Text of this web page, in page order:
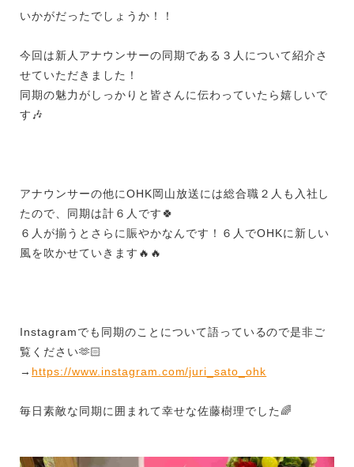
いかがだったでしょうか！！
今回は新人アナウンサーの同期である３人について紹介さ
せていただきました！
同期の魅力がしっかりと皆さんに伝わっていたら嬉しいで
す🎶
アナウンサーの他にOHK岡山放送には総合職２人も入社し
たので、同期は計６人です🍀
６人が揃うとさらに賑やかなんです！
６人でOHKに新しい
風を吹かせていきます 🔥🔥
Instagramでも同期のことについて語っているので是非ご
覧ください🫶🏻
→ https://www.instagram.com/juri_sato_ohk
毎日素敵な同期に囲まれて幸せな佐藤樹理でした🌈